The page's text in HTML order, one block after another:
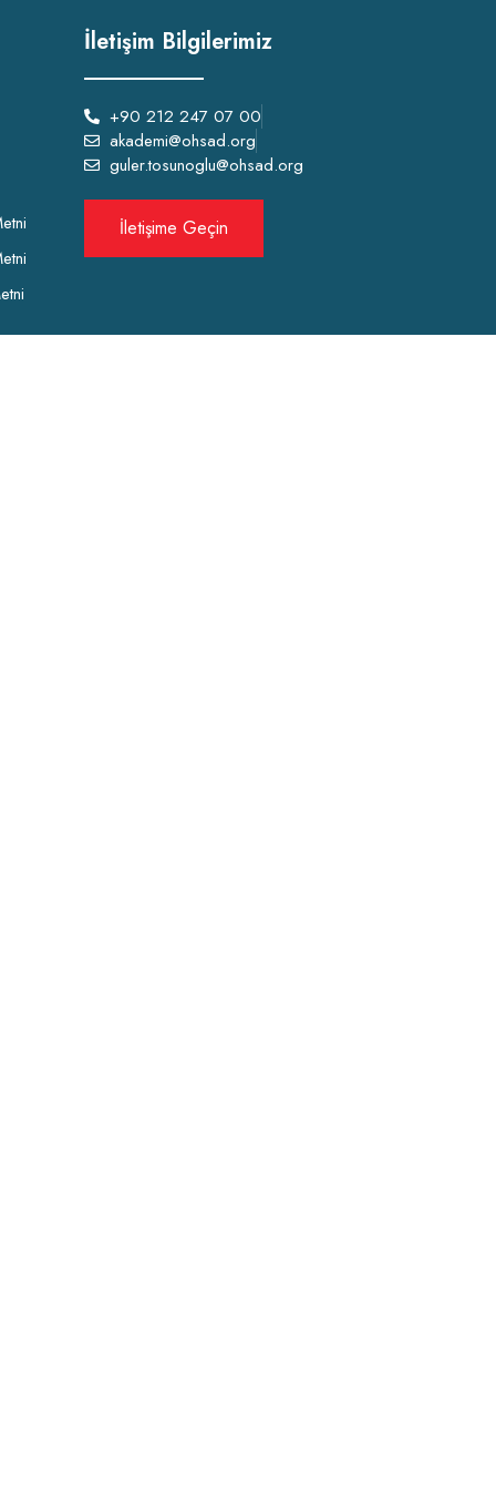
İletişim Bilgilerimiz
+90 212 247 07 00
akademi@ohsad.org
guler.tosunoglu@ohsad.org
İletişime Geçin